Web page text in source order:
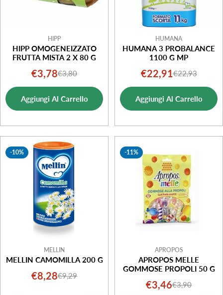
HIPP
HIPP OMOGENEIZZATO
FRUTTA MISTA 2 X 80 G
Prezzo
di
vendita
€3,78Prezzo
normale
€3,80
Aggiungi Al Carrello
HUMANA
HUMANA 3 PROBALANCE
1100 G MP
Prezzo
di
vendita
€22,91Prezzo
normale
€22,93
Aggiungi Al Carrello
-10%
MELLIN
MELLIN CAMOMILLA 200 G
Prezzo
€8,28Prezzo
€9,29
-11%
APROPOS
APROPOS MELLE
GOMMOSE PROPOLI 50 G
Prezzo
€3,46Prezzo
€3,90